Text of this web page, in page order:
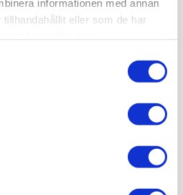
informationen med annan
eller som de har
exception has occurred (see the